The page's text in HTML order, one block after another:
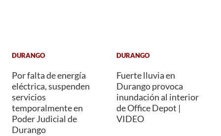
DURANGO
Por falta de energía
eléctrica, suspenden
servicios
temporalmente en
Poder Judicial de
Durango
DURANGO
Fuerte lluvia en
Durango provoca
inundación al interior
de Office Depot |
VIDEO